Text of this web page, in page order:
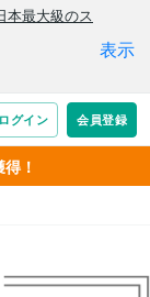
！